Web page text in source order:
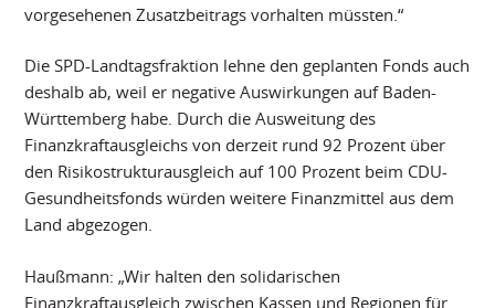
vorgesehenen Zusatzbeitrags vorhalten müssten.“
Die SPD-Landtagsfraktion lehne den geplanten Fonds auch
deshalb ab, weil er negative Auswirkungen auf Baden-
Württemberg habe. Durch die Ausweitung des
Finanzkraftausgleichs von derzeit rund 92 Prozent über
den Risikostrukturausgleich auf 100 Prozent beim CDU-
Gesundheitsfonds würden weitere Finanzmittel aus dem
Land abgezogen.
Haußmann: „Wir halten den solidarischen
Finanzkraftausgleich zwischen Kassen und Regionen für